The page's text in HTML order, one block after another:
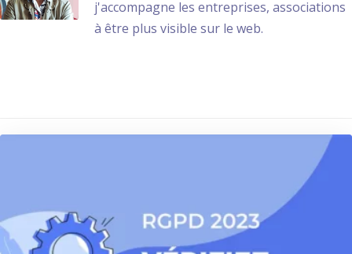
j'accompagne les entreprises, associations
à être plus visible sur le web.